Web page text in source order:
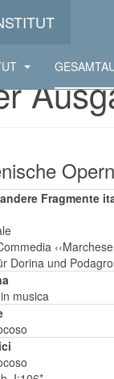
Opern
Fragmente
Dorina und
musica